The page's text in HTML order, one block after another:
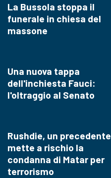
La Bussola stoppa il
funerale in chiesa del
massone
Una nuova tappa
dell'inchiesta Fauci:
l'oltraggio al Senato
Rushdie, un precedente
mette a rischio la
condanna di Matar per
terrorismo